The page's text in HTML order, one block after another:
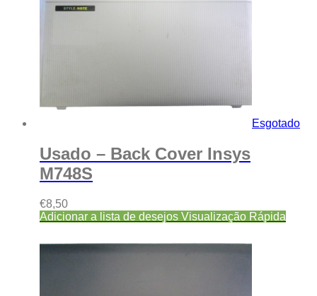
Esgotado
Usado – Back Cover Insys
M748S
€8,50
Adicionar a lista de desejos Visualização Rápida